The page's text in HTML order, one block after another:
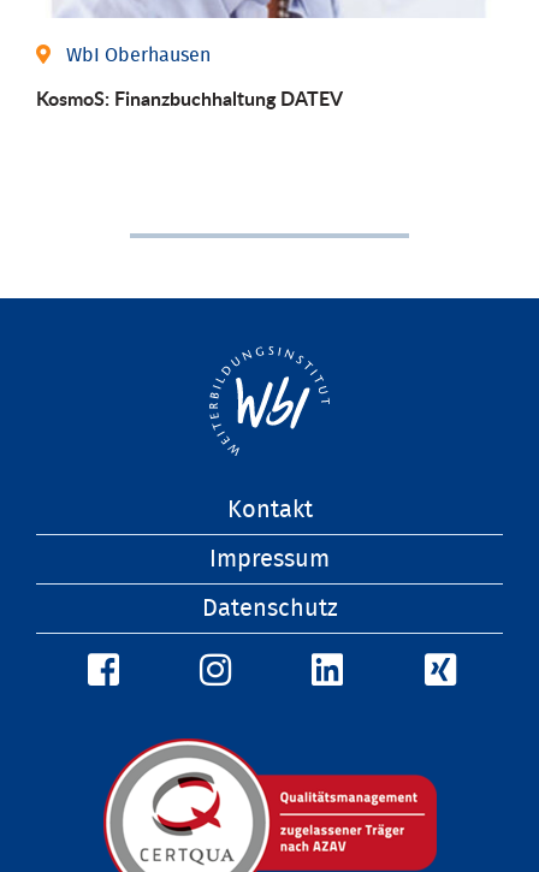
WbI Oberhausen
KosmoS: Finanzbuchhaltung DATEV
Kontakt
Impressum
Datenschutz